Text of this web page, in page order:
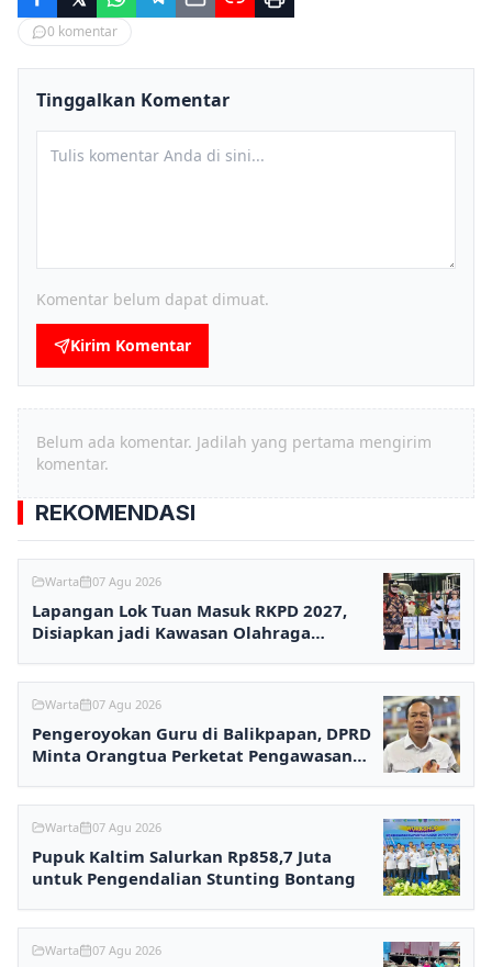
0 komentar
Tinggalkan Komentar
Komentar belum dapat dimuat.
Kirim Komentar
Belum ada komentar. Jadilah yang pertama mengirim
komentar.
REKOMENDASI
Warta 07 Agu 2026
Lapangan Lok Tuan Masuk RKPD 2027,
Disiapkan jadi Kawasan Olahraga
Warta 07 Agu 2026
Pengeroyokan Guru di Balikpapan, DPRD
Minta Orangtua Perketat Pengawasan
Warta 07 Agu 2026
Pupuk Kaltim Salurkan Rp858,7 Juta
untuk Pengendalian Stunting Bontang
Warta 07 Agu 2026